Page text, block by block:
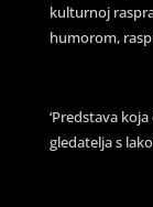
kulturnoj
humorom,
‘Predstava
gledatelja s